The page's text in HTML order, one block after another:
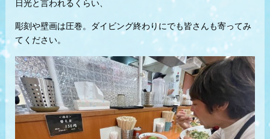
日光と言われるくらい、
彫刻や壁画は圧巻。ダイビング終わりにでも皆さんも寄ってみ
てください。